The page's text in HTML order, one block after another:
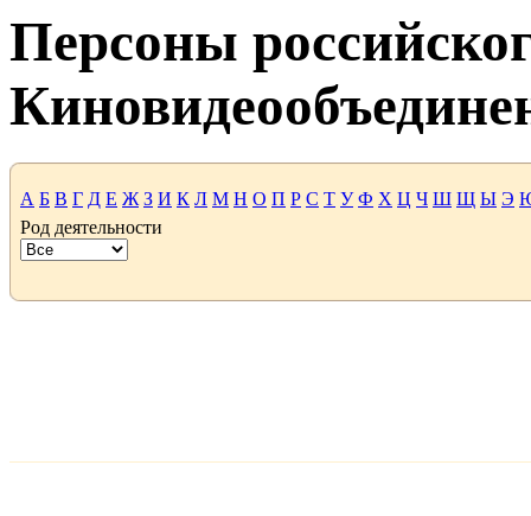
Персоны
А Б В Г Д Е Ж З И К Л М Н О П Р С Т У Ф Х Ц Ч Ш Щ Ы Э
Род деятельности